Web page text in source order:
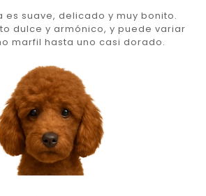
es suave, delicado y muy bonito.
dulce y armónico, y puede variar
marfil hasta uno casi dorado.